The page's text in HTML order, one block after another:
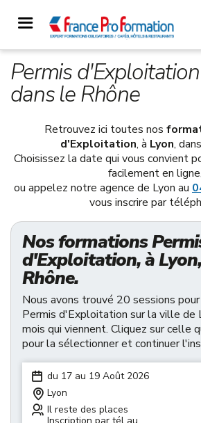
Permis
dans le Rhône
Retrouvez ici toutes nos
d'Exploitation, à Lyon,
Choisissez la date qui vous convient
facilement en ligne,
ou appelez notre agence de Lyon au
vous inscrire par
Nos formations
d'Exploitation, à
Rhône.
Nous avons trouvé 20 sessions
Permis d'Exploitation sur la ville de
mois qui viennent. Cliquez sur celle
pour la sélectionner et continuer
du 17 au 19 Août 2026
Lyon
Il reste des places